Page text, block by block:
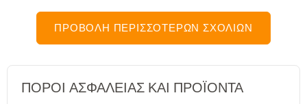
ΠΡΟΒΟΛΉ ΠΕΡΙΣΣΌΤΕΡΩΝ ΣΧΟΛΊΩΝ
ΠΌΡΟΙ ΑΣΦΑΛΕΊΑΣ ΚΑΙ ΠΡΟΪΌΝΤΑ